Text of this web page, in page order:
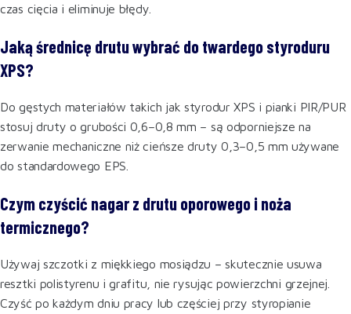
czas cięcia i eliminuje błędy.
Jaką średnicę drutu wybrać do twardego styroduru
XPS?
Do gęstych materiałów takich jak styrodur XPS i pianki PIR/PUR
stosuj druty o grubości 0,6–0,8 mm – są odporniejsze na
zerwanie mechaniczne niż cieńsze druty 0,3–0,5 mm używane
do standardowego EPS.
Czym czyścić nagar z drutu oporowego i noża
termicznego?
Używaj szczotki z miękkiego mosiądzu – skutecznie usuwa
resztki polistyrenu i grafitu, nie rysując powierzchni grzejnej.
Czyść po każdym dniu pracy lub częściej przy styropianie